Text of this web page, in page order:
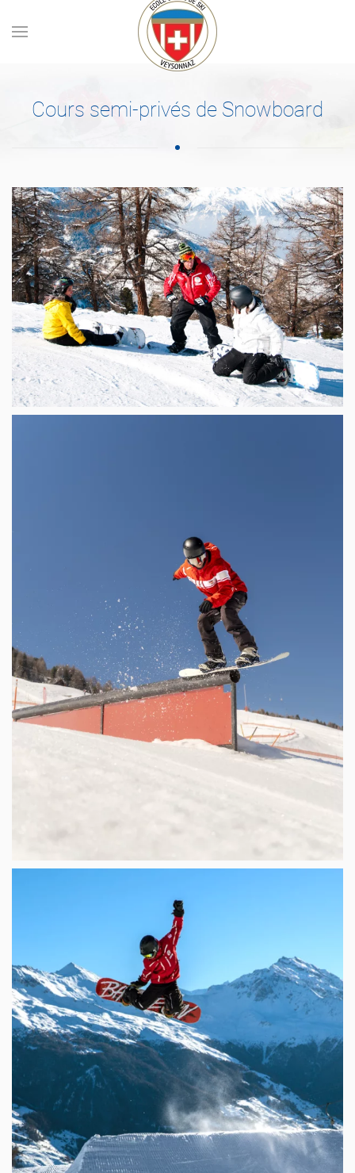
Skip to main content
Cours semi-privés de Snowboard